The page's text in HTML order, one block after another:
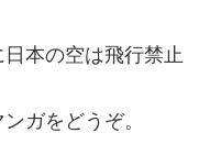
本の空は飛行禁止
ガをどうぞ。